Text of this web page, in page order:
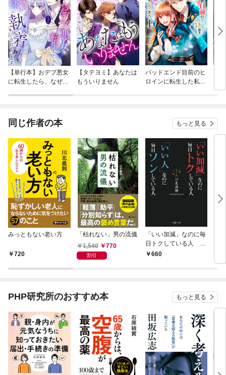
【単行本】おデブ悪女
に転生したら、なぜか
【タテヨミ】あなたは
もういりません
バッドエンド目前のヒ
ロインに転生した私、
同じ作者の本 もっと見る
みっともない老い方
720
「枯れない」男の流儀
1,540
770
割引
「いい加減」なのに毎
日トクしている人
「いい人」なのに毎日
660
ボ
高
PHP研究所のおすすめ本 もっと見る